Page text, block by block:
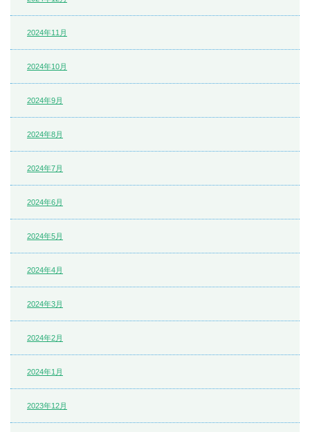
2024年11月
2024年10月
2024年9月
2024年8月
2024年7月
2024年6月
2024年5月
2024年4月
2024年3月
2024年2月
2024年1月
2023年12月